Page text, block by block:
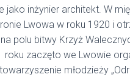
jako inżynier architekt. W
Lwowa w roku 1920 i
polu bitwy Krzyż
roku zaczęto we Lwowie
młodzieży